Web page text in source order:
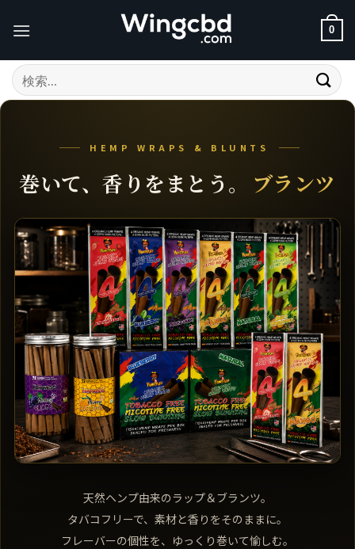
0
検
索
HEMP WRAPS & BLUNTS
巻いて、香りをまとう。 ブランツ
天然ヘンプ由来のラップ＆ブランツ。
タバコフリーで、素材と香りをそのままに。
フレーバーの個性を、ゆっくり巻いて愉しむ。